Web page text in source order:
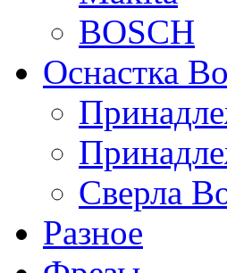
BOSCH
Оснастка
Сверла
Разное